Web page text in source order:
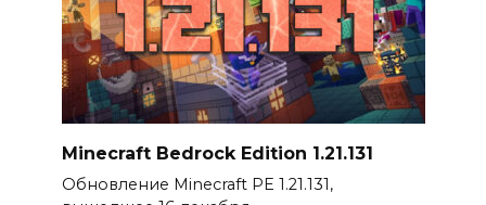
Minecraft Bedrock Edition 1.21.131
Обновление Minecraft PE 1.21.131,